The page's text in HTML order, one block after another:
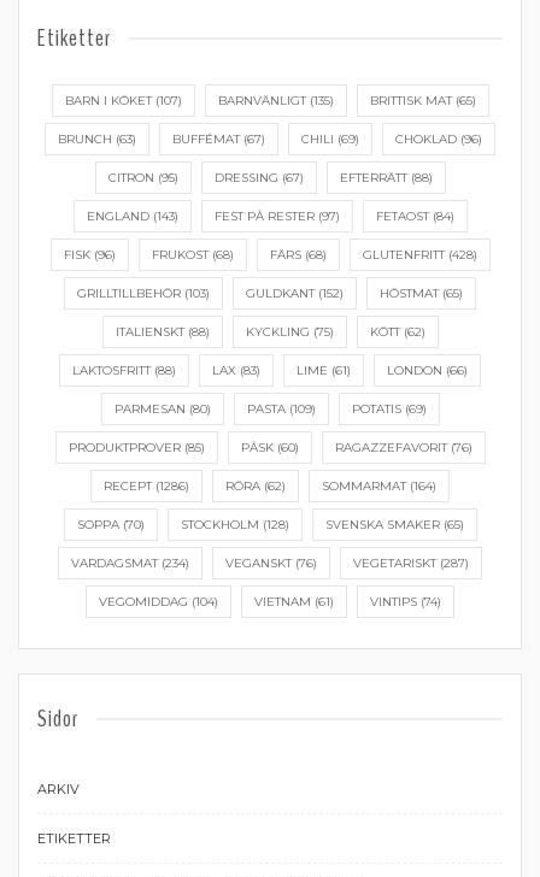
Etiketter
BARN I KÖKET(107) BARNVÄNLIGT(135) BRITTISK MAT(65)
BRUNCH (63) BUFFÉMAT(67) CHILI (69) CHOKLAD (96)
CITRON (95) DRESSING (67) EFTERRÄTT(88)
ENGLAND(143) FEST PÅ RESTER(97) FETAOST(84)
FISK(96) FRUKOST(68) FÄRS(68) GLUTENFRITT(428)
GRILLTILLBEHÖR (103) GULDKANT(152) HÖSTMAT(65)
ITALIENSKT(88) KYCKLING (75) KÖTT(62)
LAKTOSFRITT(88) LAX (83) LIME (61) LONDON (66)
PARMESAN (80) PASTA(109) POTATIS(69)
PRODUKTPROVER(85) PÅSK(60) RAGAZZEFAVORIT(76)
RECEPT(1286) RÖRA (62) SOMMARMAT(164)
SOPPA(70) STOCKHOLM (128) SVENSKA SMAKER(65)
VARDAGSMAT(234) VEGANSKT(76) VEGETARISKT(287)
VEGOMIDDAG (104) VIETNAM (61) VINTIPS (74)
Sidor
ARKIV
ETIKETTER